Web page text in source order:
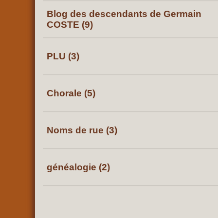
Blog des descendants de Germain
COSTE (9)
PLU (3)
Chorale (5)
Noms de rue (3)
généalogie (2)